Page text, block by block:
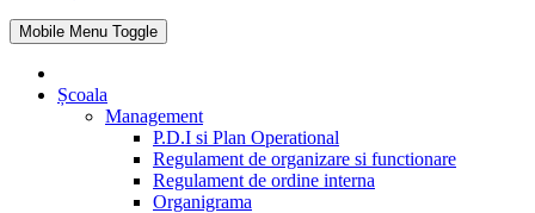
Mobile Menu Toggle
Școala
Management
P.D.I si Plan Operational
Regulament de organizare si functionare
Regulament de ordine interna
Organigrama